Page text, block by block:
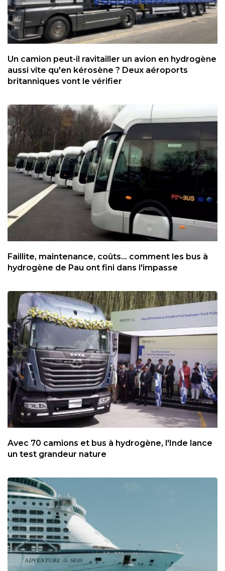
Un camion peut-il ravitailler un avion en hydrogène
aussi vite qu'en kérosène ? Deux aéroports
britanniques vont le vérifier
Faillite, maintenance, coûts... comment les bus à
hydrogène de Pau ont fini dans l'impasse
Avec 70 camions et bus à hydrogène, l'Inde lance
un test grandeur nature